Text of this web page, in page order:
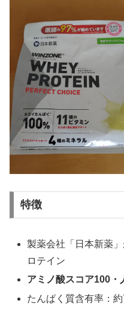
特徴
製薬会社「日本新薬
ロテイン
アミノ酸スコア100・
たんぱく質含有率：